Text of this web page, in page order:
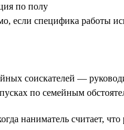
по полу
если специфика работы
соискателей —
по семейным
наниматель считает,